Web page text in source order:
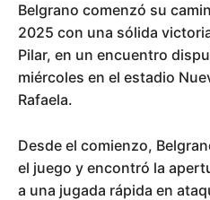
Belgrano comenzó su
2025 con una sólida
Pilar, en un encuentro
miércoles en el estadio
Rafaela.
Desde el comienzo,
el juego y encontró la
a una jugada rápida en